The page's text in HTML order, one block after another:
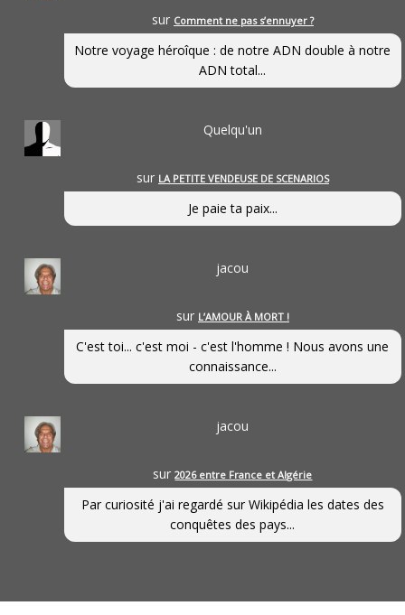
sur Comment ne pas s’ennuyer ?
Notre voyage héroîque : de notre ADN double à notre
ADN total...
Quelqu'un
sur LA PETITE VENDEUSE DE SCENARIOS
Je paie ta paix...
jacou
sur L’AMOUR À MORT !
C'est toi... c'est moi - c'est l'homme ! Nous avons une
connaissance...
jacou
sur2026 entre France et Algérie
Par curiosité j'ai regardé sur Wikipédia les dates des
conquêtes des pays...